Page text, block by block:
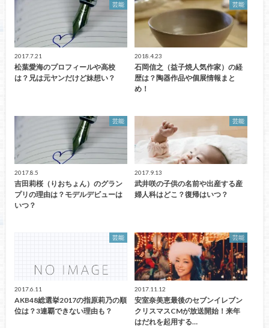
芸能
2017.7.21
松葉愛海のプロフィールや高校
は？兄は元ヤンだけど妹想い？
芸能
2018.4.23
石岡信之（益子焼人気作家）の経
歴は？陶器作品や個展情報まと
め！
芸能
2017.8.5
吉田莉桜（りおちょん）のグラン
プリの理由は？モデルデビューは
いつ？
芸能
2017.9.13
武井咲の子供の名前や出産する産
婦人科はどこ？復帰はいつ？
芸能
2017.6.11
AKB48総選挙2017の指原莉乃の順
位は？3連覇できない理由も？
芸能
2017.11.12
安室奈美恵最後のセブンイレブン
クリスマスCMが放送開始！来年
はだれを起用する…